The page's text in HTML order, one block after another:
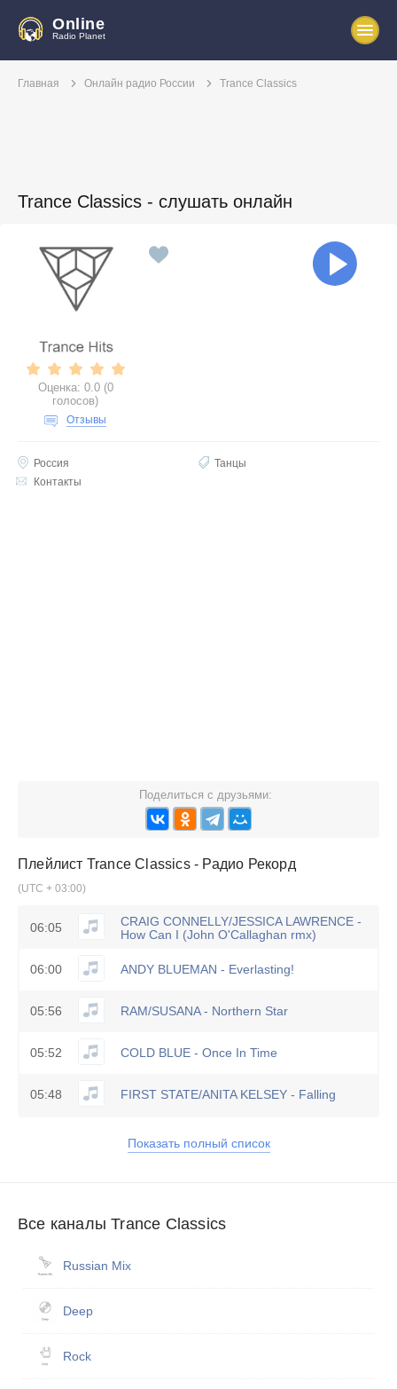
Online
Radio Planet
Главная Онлайн радио России Trance Classics
Trance Classics - слушать онлайн
Оценка: 0.0 (0
голосов)
Отзывы
Россия
Танцы
Контакты
Поделиться с друзьями:
Плейлист Trance Classics - Радио Рекорд
(UTC + 03:00)
06:05
CRAIG CONNELLY/JESSICA LAWRENCE -
How Can I (John O'Callaghan rmx)
06:00 ANDY BLUEMAN - Everlasting!
05:56 RAM/SUSANA - Northern Star
05:52 COLD BLUE - Once In Time
05:48 FIRST STATE/ANITA KELSEY - Falling
Показать полный список
Все каналы Trance Classics
Russian Mix
Deep
Rock